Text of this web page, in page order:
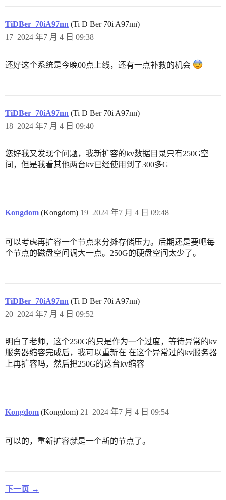
TiDBer_70iA97nn (Ti D Ber 70i A97nn)
2024 年7 月 4 日 09:38
17
还好这个系统是今晚00点上线，还有一点补救的机会
TiDBer_70iA97nn (Ti D Ber 70i A97nn)
2024 年7 月 4 日 09:40
18
您好我又发现个问题，我新扩容的kv数据目录只有250G空
间，但是我看其他两台kv已经使用到了300多G
Kongdom (Kongdom) 2024 年7 月 4 日 09:48
19
可以考虑再扩容一个节点来分摊存储压力。后期还是要吧每
个节点的磁盘空间调大一点。250G的硬盘空间太少了。
TiDBer_70iA97nn (Ti D Ber 70i A97nn)
2024 年7 月 4 日 09:52
20
明白了老师，这个250G的只是作为一个过度，等待异常的kv
服务器缩容完成后，我可以重新在 在这个异常过的kv服务器
上再扩容吗，然后把250G的这台kv缩容
Kongdom (Kongdom) 2024 年7 月 4 日 09:54
21
可以的，重新扩容就是一个新的节点了。
下一页 →